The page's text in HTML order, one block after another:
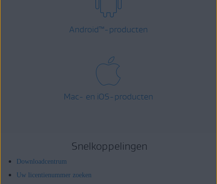
Android™-producten
Mac- en iOS-producten
Snelkoppelingen
Downloadcentrum
Uw licentienummer zoeken